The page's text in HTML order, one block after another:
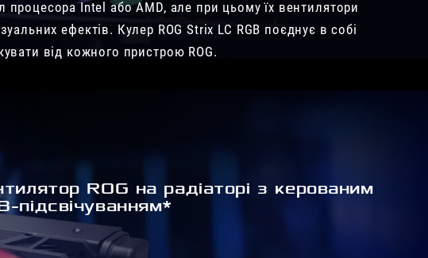
процесора Intel або AMD, але при цьому їх вентилятори
ефектів. Кулер ROG Strix LC RGB поєднує в собі
від кожного пристрою ROG.
ROG на радіаторі з керованим
підсвічуванням*